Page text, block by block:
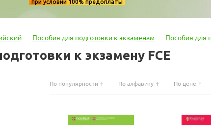
при условии 100% предоплаты
- Пособия для подготовки к экзаменам - Пособия для
к экзамену FCE
По популярности По алфавиту По цене